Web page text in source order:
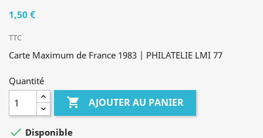
1,50 €
TTC
Carte Maximum de France 1983 | PHILATELIE LMI 77
Quantité
 AJOUTER AU PANIER
 Disponible